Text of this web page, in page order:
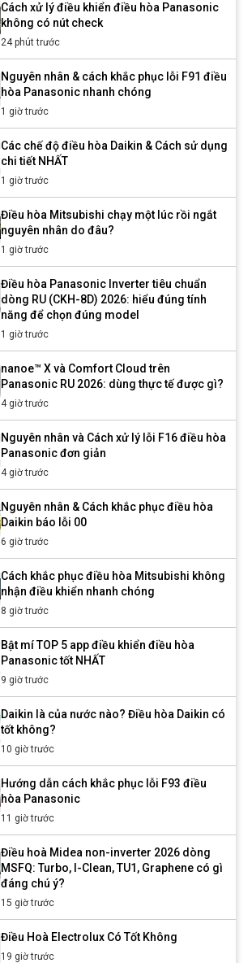
Cách xử lý điều khiển điều hòa Panasonic
không có nút check
24 phút trước
Nguyên nhân & cách khắc phục lỗi F91 điều
hòa Panasonic nhanh chóng
1 giờ trước
Các chế độ điều hòa Daikin & Cách sử dụng
chi tiết NHẤT
1 giờ trước
Điều hòa Mitsubishi chạy một lúc rồi ngắt
nguyên nhân do đâu?
1 giờ trước
Điều hòa Panasonic Inverter tiêu chuẩn
dòng RU (CKH-8D) 2026: hiểu đúng tính
năng để chọn đúng model
1 giờ trước
nanoe™ X và Comfort Cloud trên
Panasonic RU 2026: dùng thực tế được gì?
4 giờ trước
Nguyên nhân và Cách xử lý lỗi F16 điều hòa
Panasonic đơn giản
4 giờ trước
Nguyên nhân & Cách khắc phục điều hòa
Daikin báo lỗi 00
6 giờ trước
Cách khắc phục điều hòa Mitsubishi không
nhận điều khiển nhanh chóng
8 giờ trước
Bật mí TOP 5 app điều khiển điều hòa
Panasonic tốt NHẤT
9 giờ trước
Daikin là của nước nào? Điều hòa Daikin có
tốt không?
10 giờ trước
Hướng dẫn cách khắc phục lỗi F93 điều
hòa Panasonic
11 giờ trước
Điều hoà Midea non-inverter 2026 dòng
MSFQ: Turbo, I-Clean, TU1, Graphene có gì
đáng chú ý?
15 giờ trước
Điều Hoà Electrolux Có Tốt Không
19 giờ trước